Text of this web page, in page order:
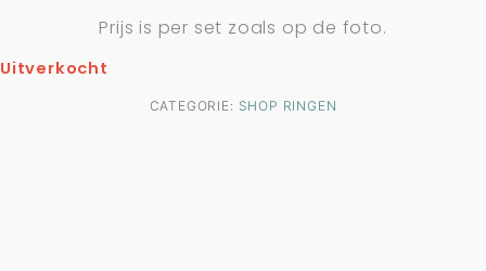
Prijs is per set zoals op de foto.
Uitverkocht
CATEGORIE: SHOP RINGEN